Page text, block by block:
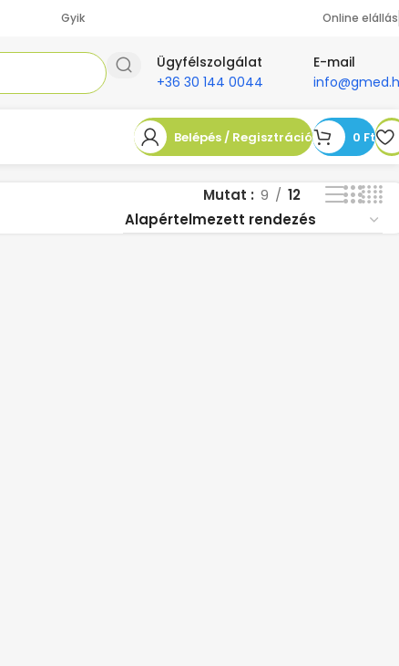
Gyik Online elállás
Ügyfélszolgálat
+36 30 144 0044
E-mail
Belépés / Regisztráció 0 Ft
Mutat 9 12